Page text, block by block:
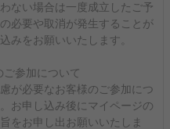
ない場合は一度成立したご予
必要や取消が発生することが
みをお願いいたします。
参加について
が必要なお客様のご参加につ
お申し込み後にマイページの
をお申し出お願いいたしま